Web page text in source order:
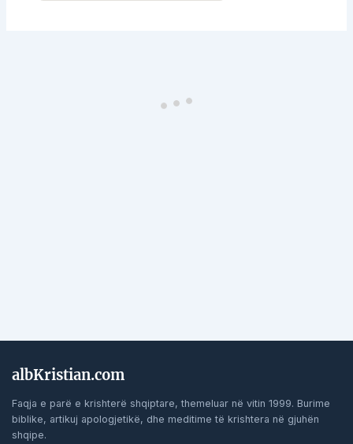
albKristian.com
Faqja e parë e krishterë shqiptare, themeluar në vitin 1999. Burime
biblike, artikuj apologjetikë, dhe meditime të krishtera në gjuhën
shqipe.